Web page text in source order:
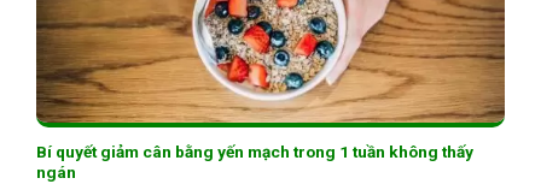
Bí quyết giảm cân bằng yến mạch trong 1 tuần không thấy
ngán